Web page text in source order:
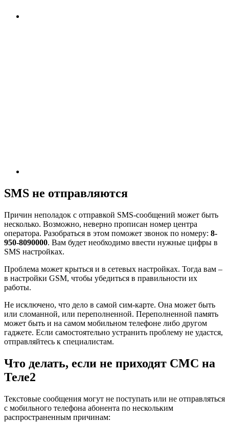
SMS не отправляются
Причин неполадок с отправкой SMS-сообщений может быть
несколько. Возможно, неверно прописан номер центра
оператора. Разобраться в этом поможет звонок по номеру: 8-
950-8090000. Вам будет необходимо ввести нужные цифры в
SMS настройках.
Проблема может крыться и в сетевых настройках. Тогда вам –
в настройки GSM, чтобы убедиться в правильности их
работы.
Не исключено, что дело в самой сим-карте. Она может быть
или сломанной, или переполненной. Переполненной память
может быть и на самом мобильном телефоне либо другом
гаджете. Если самостоятельно устранить проблему не удастся,
отправляйтесь к специалистам.
Что делать, если не приходят СМС на
Теле2
Текстовые сообщения могут не поступать или не отправляться
с мобильного телефона абонента по нескольким
распространенным причинам: